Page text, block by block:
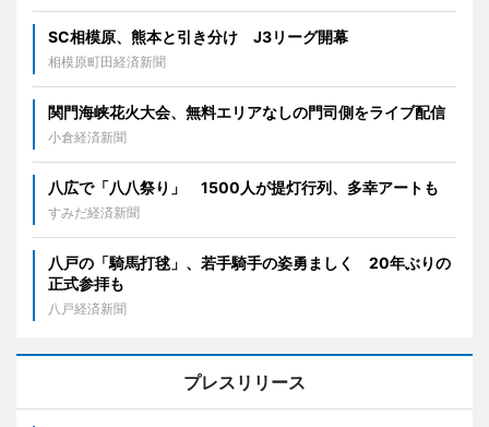
SC相模原、熊本と引き分け J3リーグ開幕
相模原町田経済新聞
関門海峡花火大会、無料エリアなしの門司側をライブ配信
小倉経済新聞
八広で「八八祭り」 1500人が提灯行列、多幸アートも
すみだ経済新聞
八戸の「騎馬打毬」、若手騎手の姿勇ましく 20年ぶりの
正式参拝も
八戸経済新聞
プレスリリース